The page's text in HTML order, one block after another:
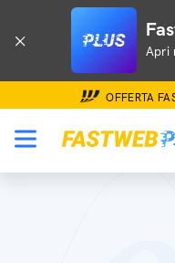
Apri
OFFERTA